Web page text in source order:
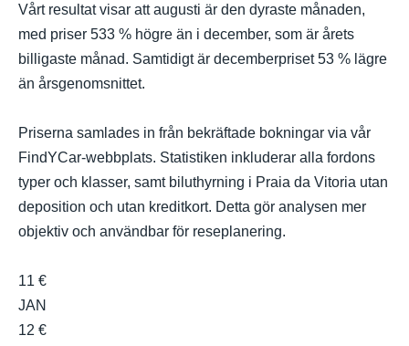
Vårt resultat visar att augusti är den dyraste månaden,
med priser 533 % högre än i december, som är årets
billigaste månad. Samtidigt är decemberpriset 53 % lägre
än årsgenomsnittet.
Priserna samlades in från bekräftade bokningar via vår
FindYCar-webbplats. Statistiken inkluderar alla fordons
typer och klasser, samt biluthyrning i Praia da Vitoria utan
deposition och utan kreditkort. Detta gör analysen mer
objektiv och användbar för reseplanering.
11 €
JAN
12 €